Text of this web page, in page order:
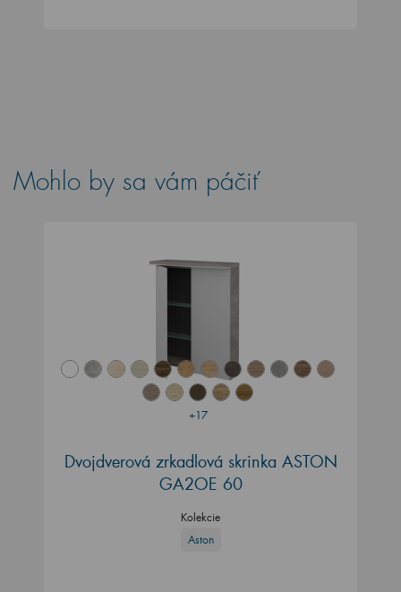
Mohlo by sa vám páčiť
+17
Dvojdverová zrkadlová skrinka ASTON
GA2OE 60
Kolekcie
Aston